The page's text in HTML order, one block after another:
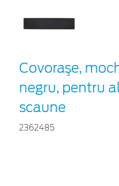
Covoraşe,
negru, pentru
scaune
2362485